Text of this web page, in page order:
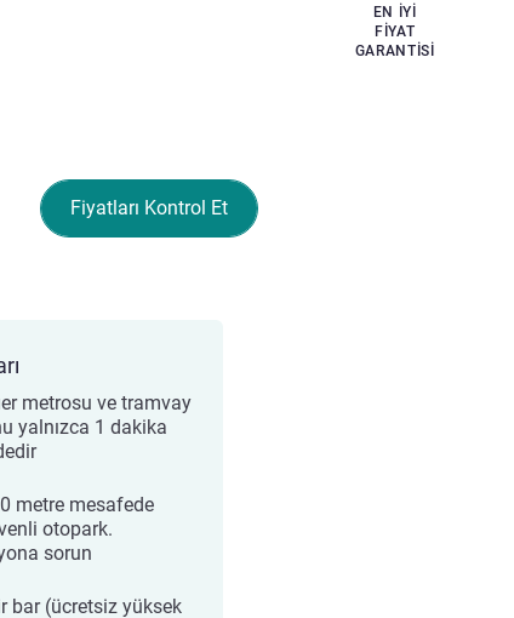
EN IYI
FIYAT
GARANTISI
Fiyatları Kontrol Et
metrosu ve tramvay
yalnızca 1 dakika
metre mesafede
otopark.
sorun
bar (ücretsiz yüksek